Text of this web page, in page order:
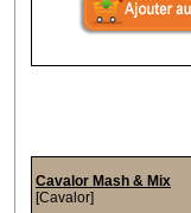
Cavalor Mash & Mix
[Cavalor]